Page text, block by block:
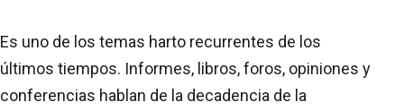
Es uno de los temas harto recurrentes de los
últimos tiempos. Informes, libros, foros, opiniones y
conferencias hablan de la decadencia de la